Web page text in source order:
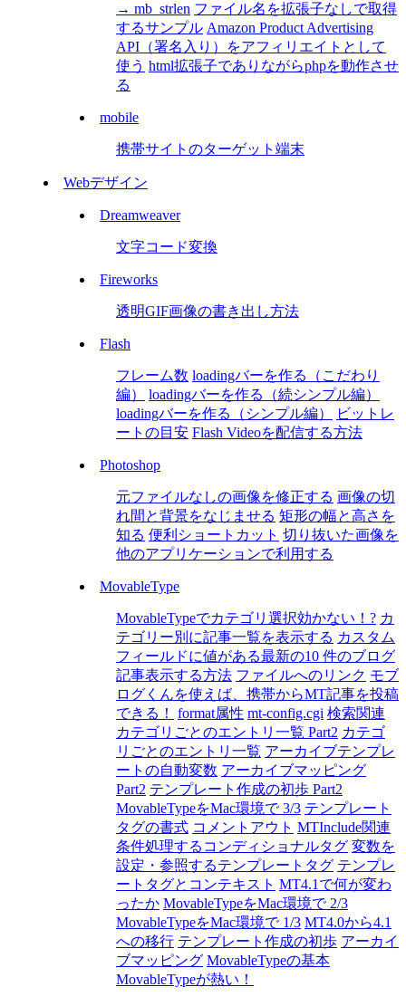
→ mb_strlen ファイル名を拡張子なしで取得
するサンプル Amazon Product Advertising
API（署名入り）をアフィリエイトとして
使う html拡張子でありながらphpを動作させ
る
mobile
携帯サイトのターゲット端末
Webデザイン
Dreamweaver
文字コード変換
Fireworks
透明GIF画像の書き出し方法
Flash
フレーム数 loadingバーを作る（こだわり
編）
loadingバーを作る（続シンプル編）
loadingバーを作る（シンプル編）
ビットレ
ートの目安 Flash Videoを配信する方法
Photoshop
元ファイルなしの画像を修正する 画像の切
れ間と背景をなじませる 矩形の幅と高さを
知る 便利ショートカット 切り抜いた画像を
他のアプリケーションで利用する
MovableType
MovableTypeでカテゴリ選択効かない！? カ
テゴリー別に記事一覧を表示する カスタム
フィールドに値がある最新の10 件のブログ
記事表示する方法 ファイルへのリンク モブ
ログくんを使えば、携帯からMT記事を投稿
できる！
format属性 mt-config.cgi 検索関連
カテゴリごとのエントリ一覧 Part2 カテゴ
リごとのエントリ一覧 アーカイブテンプレ
ートの自動変数 アーカイブマッピング
Part2 テンプレート作成の初歩 Part2
MovableTypeをMac環境で 3/3 テンプレート
タグの書式 コメントアウト MTInclude関連
条件処理するコンディショナルタグ 変数を
設定・参照するテンプレートタグ テンプレ
ートタグとコンテキスト MT4.1で何が変わ
ったか MovableTypeをMac環境で 2/3
MovableTypeをMac環境で 1/3 MT4.0から4.1
への移行 テンプレート作成の初歩 アーカイ
ブマッピング MovableTypeの基本
MovableTypeが熱い！